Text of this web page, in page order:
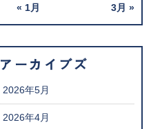
« 1月 3月 »
アーカイブズ
2026年5月
2026年4月